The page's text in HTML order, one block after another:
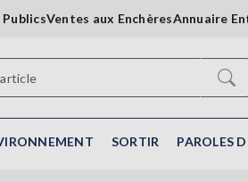
Ventes aux EnchèresAnnuaire
SORTIR PAROLES